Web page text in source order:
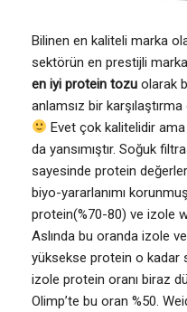
Bilinen en kaliteli marka
sektörün en prestijli
en iyi protein tozu olarak
anlamsız bir
Evet çok kalitelidir
da yansımıştır. Soğuk
sayesinde protein
biyo-yararlanımı
protein(%70-80) ve izole
Aslında bu oranda izole
yüksekse protein o kadar
izole protein oranı biraz
Olimp’te bu oran %50.